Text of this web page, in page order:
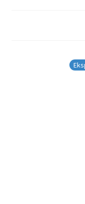
Hitra izdelava
Katalog pokalov in
Pogoji poslovanja